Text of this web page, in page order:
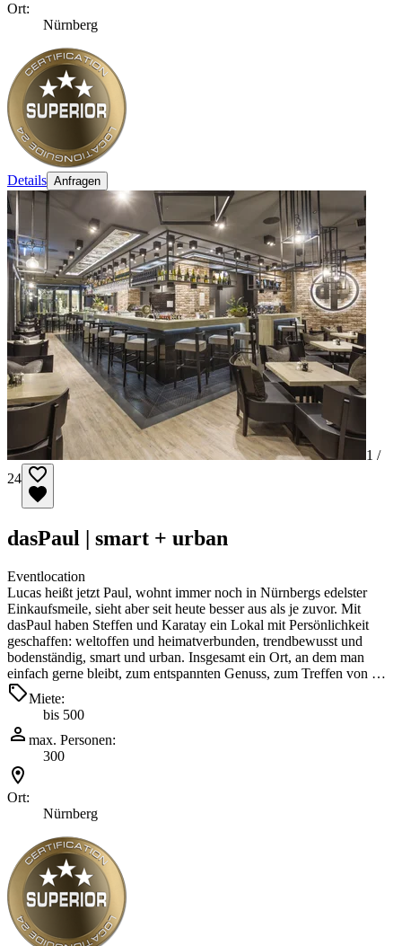
Ort:
Nürnberg
Details Anfragen
1 /
24
dasPaul | smart + urban
Eventlocation
Lucas heißt jetzt Paul, wohnt immer noch in Nürnbergs edelster
Einkaufsmeile, sieht aber seit heute besser aus als je zuvor. Mit
dasPaul haben Steffen und Karatay ein Lokal mit Persönlichkeit
geschaffen: weltoffen und heimatverbunden, trendbewusst und
bodenständig, smart und urban. Insgesamt ein Ort, an dem man
einfach gerne bleibt, zum entspannten Genuss, zum Treffen von …
Miete:
bis 500
max. Personen:
300
Ort:
Nürnberg